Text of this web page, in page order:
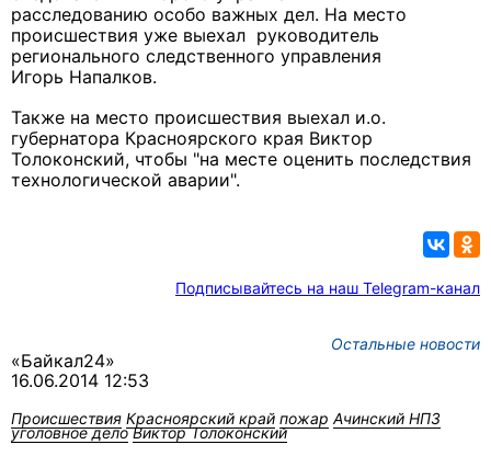
расследованию особо важных дел. На место
происшествия уже выехал руководитель
регионального следственного управления
Игорь Напалков.
Также на место происшествия выехал и.о.
губернатора Красноярского края Виктор
Толоконский, чтобы "на месте оценить последствия
технологической аварии".
Подписывайтесь на наш Telegram-канал
Остальные новости
«Байкал24»
16.06.2014 12:53
Происшествия Красноярский край пожар Ачинский НПЗ
уголовное дело Виктор Толоконский